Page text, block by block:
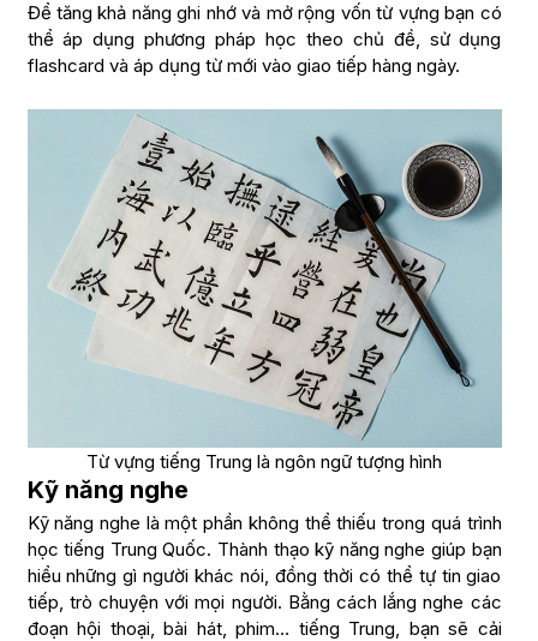
Để tăng khả năng ghi nhớ và mở rộng vốn từ vựng bạn có
thể áp dụng phương pháp học theo chủ đề, sử dụng
flashcard và áp dụng từ mới vào giao tiếp hàng ngày.
Từ vựng tiếng Trung là ngôn ngữ tượng hình
Kỹ năng nghe
Kỹ năng nghe là một phần không thể thiếu trong quá trình
học tiếng Trung Quốc. Thành thạo kỹ năng nghe giúp bạn
hiểu những gì người khác nói, đồng thời có thể tự tin giao
tiếp, trò chuyện với mọi người. Bằng cách lắng nghe các
đoạn hội thoại, bài hát, phim… tiếng Trung, bạn sẽ cải